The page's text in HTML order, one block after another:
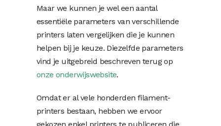
Maar we kunnen je wel een aantal
essentiële parameters van verschillende
printers laten vergelijken die je kunnen
helpen bij je keuze. Diezelfde parameters
vind je uitgebreid beschreven terug op
onze onderwijswebsite.
Omdat er al vele honderden filament-
printers bestaan, hebben we ervoor